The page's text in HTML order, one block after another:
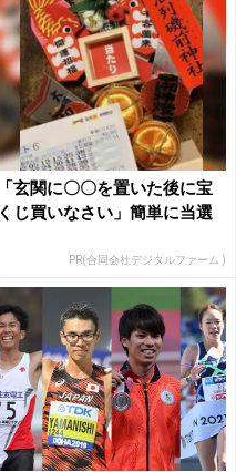
「玄関に〇〇を置いた後に宝
くじ買いなさい」簡単に当選
PR(合同会社デジタルファーム )